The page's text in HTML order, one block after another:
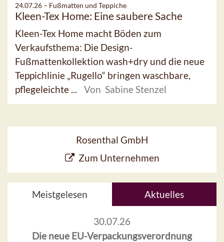
24.07.26 – Fußmatten und Teppiche
Kleen-Tex Home: Eine saubere Sache
Kleen-Tex Home macht Böden zum
Verkaufsthema: Die Design-
Fußmattenkollektion wash+dry und die neue
Teppichlinie „Rugello“ bringen waschbare,
pflegeleichte ...
Von Sabine Stenzel
Rosenthal GmbH
Zum Unternehmen
Meistgelesen Aktuelles
30.07.26
Die neue EU-Verpackungsverordnung